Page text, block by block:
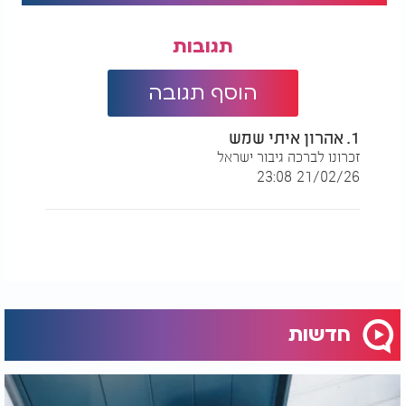
תגובות
הוסף תגובה
1. אהרון איתי שמש
זכרונו לברכה גיבור ישראל
21/02/26 23:08
חדשות